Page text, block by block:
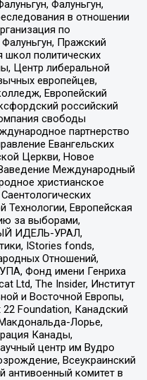
Фалуньгун,
в отношении
по
Пражский
школ политических
Центр либеральной
европейцев,
Европейский
российский
свободы
партнерство
Евангельских
Церкви, Новое
Международный
христианское
Европейская
за выборами,
ИДЕЛЬ-УРАЛ,
IStories fonds,
Отношений,
Фонд имени Генриха
Ltd, The Insider, Институт
и Восточной Европы,
Foundation, Канадский
Лорье,
Канады,
центр им Вудро
Всеукраинский
антивоенный комитет в